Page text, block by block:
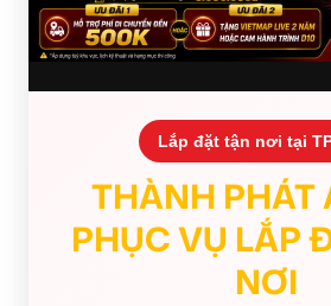
Lắp đặt tận nơi tại
THÀNH PHÁT
PHỤC VỤ LẮP
NƠI